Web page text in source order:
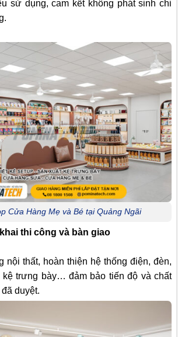
sử dụng, cam kết không phát sinh chi
Cửa Hàng Mẹ và Bé tại Quảng Ngãi
thi công và bàn giao
nội thất, hoàn thiện hệ thống điện, đèn,
kệ trưng bày… đảm bảo tiến độ và chất
duyệt.